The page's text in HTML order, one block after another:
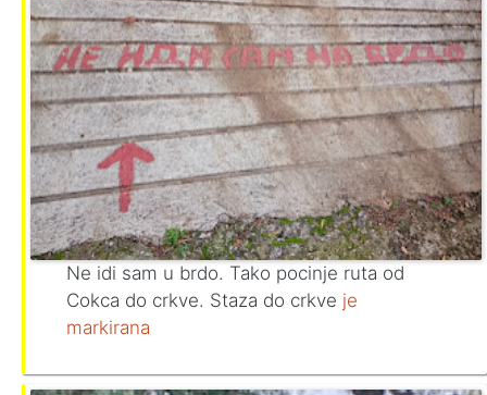
Ne idi sam u brdo. Tako pocinje ruta od
Cokca do crkve. Staza do crkve je
markirana